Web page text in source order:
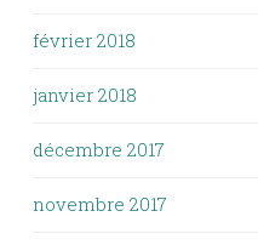
février 2018
janvier 2018
décembre 2017
novembre 2017